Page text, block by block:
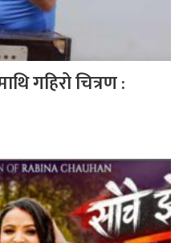
गहिरो चित्रण :